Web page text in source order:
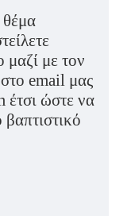
με τον
email μας
ώστε να